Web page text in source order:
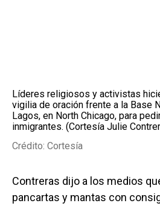
Líderes religiosos y activistas
vigilia de oración frente a la Base
Lagos, en North Chicago, para
inmigrantes. (Cortesía Julie
Crédito: Cortesía
Contreras dijo a los medios
pancartas y mantas con